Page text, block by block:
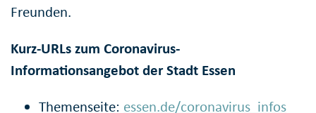
Freunden.
Kurz-URLs zum Coronavirus-
Informationsangebot der Stadt Essen
Themenseite: essen.de/coronavirus_infos